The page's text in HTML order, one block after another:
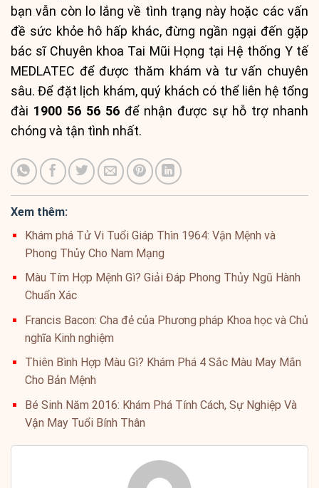
bạn vẫn còn lo lắng về tình trạng này hoặc các vấn
đề sức khỏe hô hấp khác, đừng ngần ngại đến gặp
bác sĩ Chuyên khoa Tai Mũi Họng tại Hệ thống Y tế
MEDLATEC để được thăm khám và tư vấn chuyên
sâu. Để đặt lịch khám, quý khách có thể liên hệ tổng
đài 1900 56 56 56để nhận được sự hỗ trợ nhanh
chóng và tận tình nhất.
Xem thêm:
Khám phá Tử Vi Tuổi Giáp Thìn 1964: Vận Mệnh và
Phong Thủy Cho Nam Mạng
Màu Tím Hợp Mệnh Gì? Giải Đáp Phong Thủy Ngũ Hành
Chuẩn Xác
Francis Bacon: Cha đẻ của Phương pháp Khoa học và Chủ
nghĩa Kinh nghiệm
Thiên Bình Hợp Màu Gì? Khám Phá 4 Sắc Màu May Mắn
Cho Bản Mệnh
Bé Sinh Năm 2016: Khám Phá Tính Cách, Sự Nghiệp Và
Vận May Tuổi Bính Thân